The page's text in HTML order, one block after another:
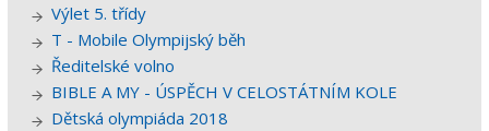
Výlet 5. třídy
T - Mobile Olympijský běh
Ředitelské volno
BIBLE A MY - ÚSPĚCH V CELOSTÁTNÍM KOLE
Dětská olympiáda 2018